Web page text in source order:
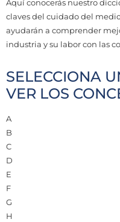
Aquí conocerás nuestro
claves del cuidado del
ayudarán a comprender
industria y su labor con las
SELECCIONA
VER LOS
A
B
C
D
E
F
G
H